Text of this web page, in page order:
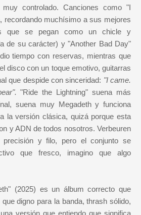
controlado. Canciones como "I
recordando muchísimo a sus mejores
que se pegan como un chicle y
de su carácter) y "Another Bad Day"
tiempo con reservas, mientras que
disco con un toque emotivo, guitarras
que despide con sinceridad: "I came.
"Ride the Lightning" suena más
suena muy Megadeth y funciona
la versión clásica, quizá porque esta
y ADN de todos nosotros. Verbeuren
precisión y filo, pero el conjunto se
que fresco, imagino que algo
(2025) es un álbum correcto que
digno para la banda, thrash sólido,
versión que entiendo que significa